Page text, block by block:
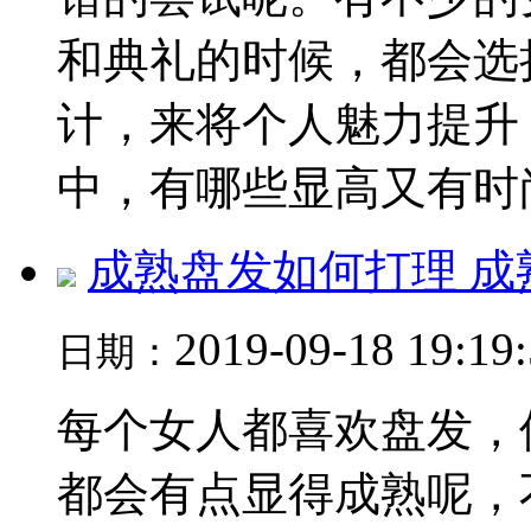
和典礼的时候，都会
计，来将个人魅力提
中，有哪些显高又有时
成熟盘发如何打理
日期： 2019-09-18
每个女人都喜欢盘发
都会有点显得成熟呢